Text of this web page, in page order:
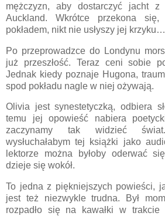
mężczyzn, aby dostarczyć jacht
Auckland. Wkrótce przekona
pokładem, nikt nie usłyszy jej krzyku…
Po przeprowadzce do Londynu
już przeszłość. Teraz ceni sobie
Jednak kiedy poznaje Hugona,
spod pokładu nagle w niej ożywają.
Olivia jest synestetyczką, odbiera
temu jej opowieść nabiera
zaczynamy tak widzieć
wysłuchałabym tej książki jako
lektorze można byłoby oderwać
dzieje się wokół.
To jedna z piękniejszych powieści,
jest też niezwykle trudna. Był
rozpadło się na kawałki w trakcie